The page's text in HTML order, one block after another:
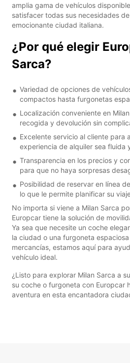
amplia gama de vehículos
satisfacer todas sus necesidades
emocionante ciudad italiana.
¿Por qué elegir
Sarca?
Variedad de opciones de
compactos hasta furgonetas
Localización conveniente en
recogida y devolución sin
Excelente servicio al cliente para
experiencia de alquiler sea fluida
Transparencia en los precios y
para que no haya sorpresas
Posibilidad de reservar en línea
lo que le permite planificar su
No importa si viene a Milan Sarca
Europcar tiene la solución de
Ya sea que necesite un coche
la ciudad o una furgoneta
mercancías, estamos aquí para
vehículo ideal.
¿Listo para explorar Milan Sarca a
su coche o furgoneta con Europcar
aventura en esta encantadora